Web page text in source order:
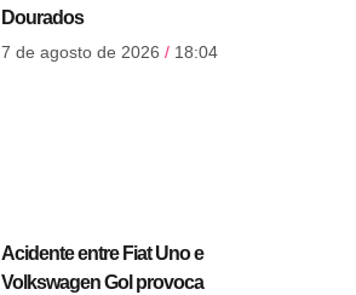
Dourados
7 de agosto de 2026 18:04
Acidente entre Fiat Uno e
Volkswagen Gol provoca